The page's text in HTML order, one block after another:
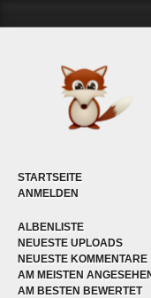
STARTSEITE
ANMELDEN
ALBENLISTE
NEUESTE UPLOADS
NEUESTE KOMMENTARE
AM MEISTEN
AM BESTEN BEWERTET